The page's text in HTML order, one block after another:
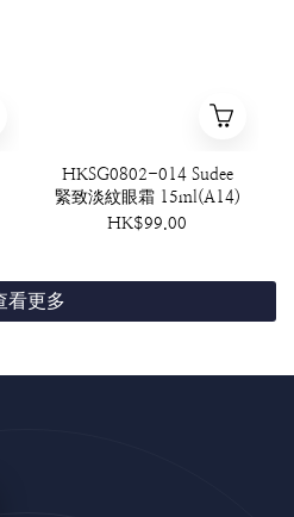
HKSG0802-014 Sudee
緊致淡紋眼霜 15ml(A14)
HK$99.00
看更多